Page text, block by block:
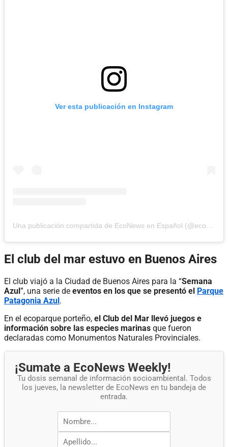
Ver esta publicación en Instagram
El club del mar estuvo en Buenos Aires
El club viajó a la Ciudad de Buenos Aires para la “Semana
Azul”, una serie de eventos en los que se presentó el Parque
Patagonia Azul.
En el ecoparque porteño, el Club del Mar llevó juegos e
información sobre las especies marinas que fueron
declaradas como Monumentos Naturales Provinciales.
¡Sumate a EcoNews Weekly!
Tu dosis semanal de información socioambiental. Todos
los jueves, la newsletter de EcoNews en tu bandeja de
entrada.